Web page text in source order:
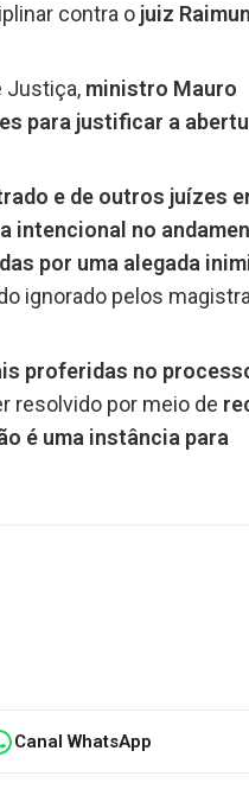
contra o juiz
Justiça, ministro Mauro
para justificar a
e de outros juízes
intencional no
por uma alegada
ignorado pelos
proferidas no
resolvido por meio de
é uma instância para
Canal WhatsApp